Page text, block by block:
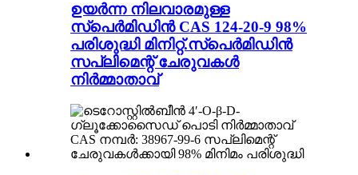
ഉയർന്ന നിലവാരമുള്ള
സ്പെർമിഡിൻ CAS 124-20-9 98%
പരിശുദ്ധി മിനിറ്റ്.സ്പെർമിഡിൻ
സപ്ലിമെന്റ് ചേരുവകൾ
നിർമ്മാതാവ്